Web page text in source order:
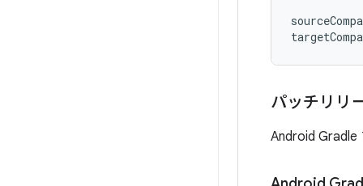
パッチリリ
Android Gradle